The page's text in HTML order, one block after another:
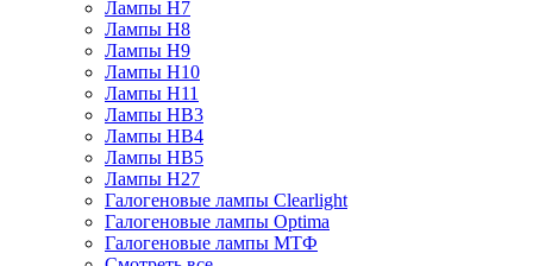
Лампы H7
Лампы H8
Лампы H9
Лампы H10
Лампы H11
Лампы HB3
Лампы HB4
Лампы HB5
Лампы H27
Галогеновые лампы Clearlight
Галогеновые лампы Optima
Галогеновые лампы МТФ